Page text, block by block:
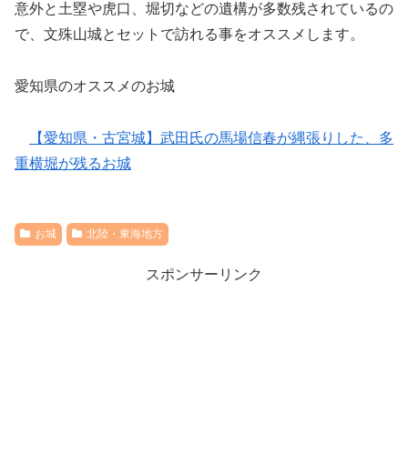
意外と土塁や虎口、堀切などの遺構が多数残されているの
で、文殊山城とセットで訪れる事をオススメします。
愛知県のオススメのお城
【愛知県・古宮城】武田氏の馬場信春が縄張りした、多
重横堀が残るお城
お城 北陸・東海地方
スポンサーリンク